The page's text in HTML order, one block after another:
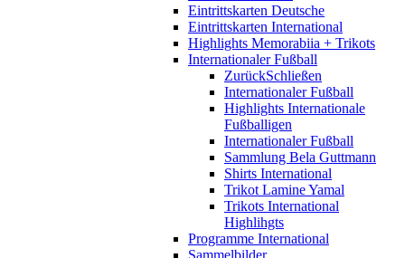
Eintrittskarten Deutsche
Eintrittskarten International
Highlights Memorabiia + Trikots
Internationaler Fußball
ZurückSchließen
Internationaler Fußball
Highlights Internationale
Fußballigen
Internationaler Fußball
Sammlung Bela Guttmann
Shirts International
Trikot Lamine Yamal
Trikots International
Highlihgts
Programme International
Sammelbilder